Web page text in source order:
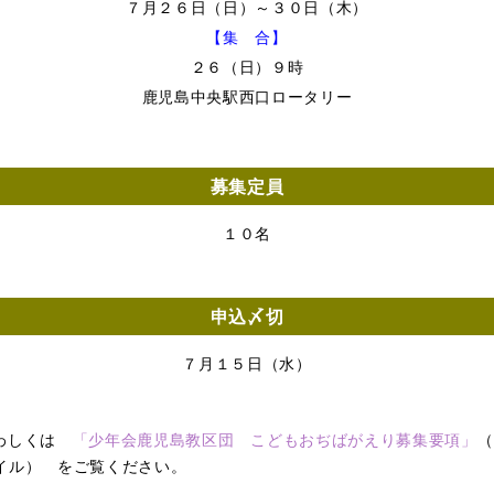
７月２６日（日）～３０日（木）
【集 合】
２６（日）９時
鹿児島中央駅西口ロータリー
募集定員
１０名
申込〆切
７月１５日（水）
しくは 「少年会鹿児島教区団 こどもおぢばがえり募集要項」
ル） をご覧ください。